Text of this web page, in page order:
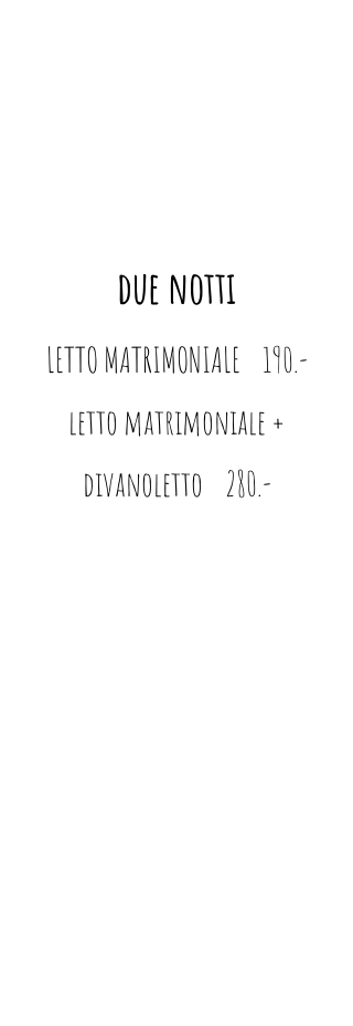
due notti
LETTO MATRIMONIALE 190.-
letto matrimoniale +
divanoletto 280.-